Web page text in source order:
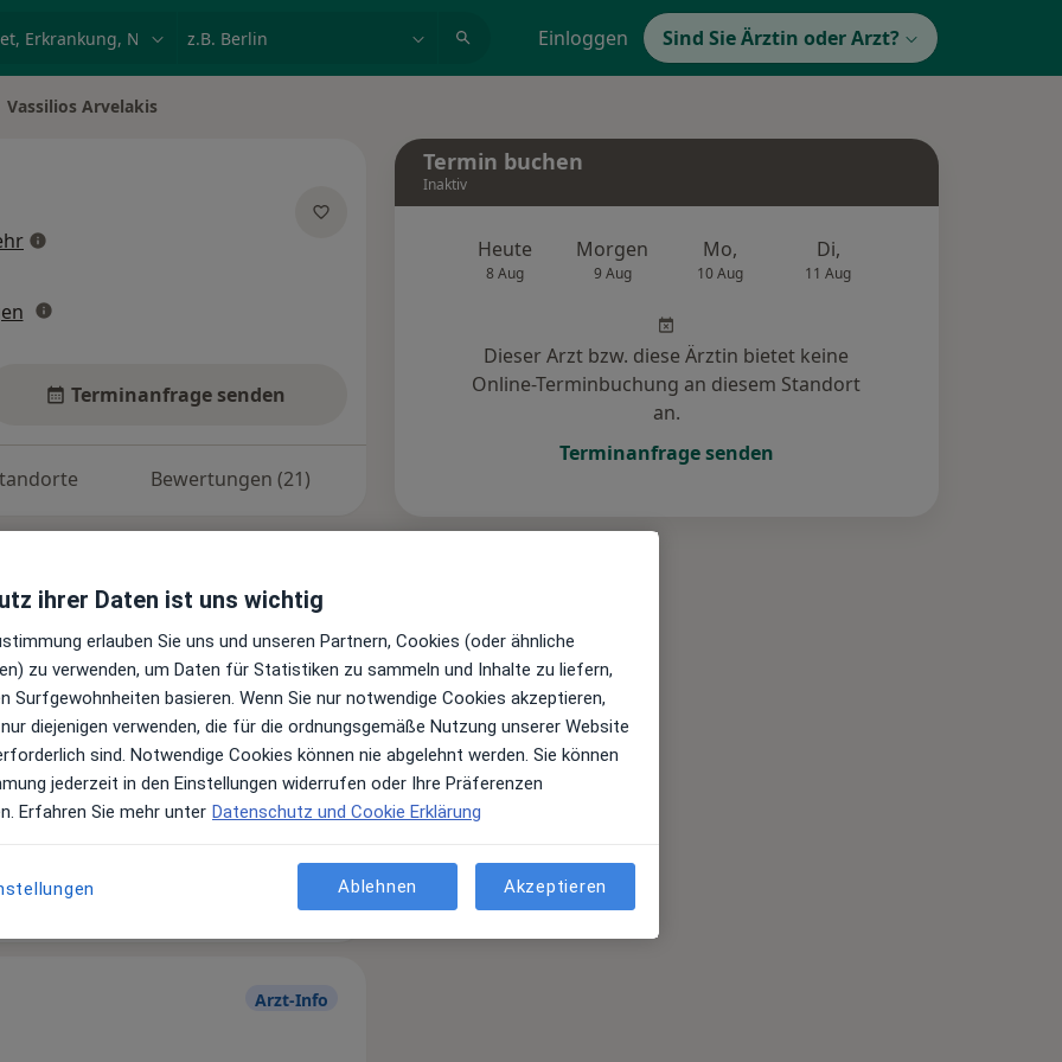
Einloggen Sind Sie Ärztin oder Arzt?
ändern
Vassilios Arvelakis
über Spezialisierungen
Terminanfrage senden
Bewertungen (21)
und Kosten
über Leistungen
Arzt-Info
Termin buchen
Inaktiv
Heute
8 Aug
Morgen
9 Aug
Mo,
10 Aug
Di,
11 Aug
Dieser Arzt bzw. diese Ärztin bietet keine
Online-Terminbuchung an diesem Standort
an.
Terminanfrage senden
ihrer Daten ist uns wichtig
erlauben Sie uns und unseren Partnern, Cookies (oder ähnliche
zu verwenden, um Daten für Statistiken zu sammeln und Inhalte zu liefern,
Surfgewohnheiten basieren. Wenn Sie nur notwendige Cookies akzeptieren,
diejenigen verwenden, die für die ordnungsgemäße Nutzung unserer Website
sind. Notwendige Cookies können nie abgelehnt werden. Sie können
jederzeit in den Einstellungen widerrufen oder Ihre Präferenzen
Erfahren Sie mehr unter Datenschutz und Cookie Erklärung
Ablehnen Akzeptieren